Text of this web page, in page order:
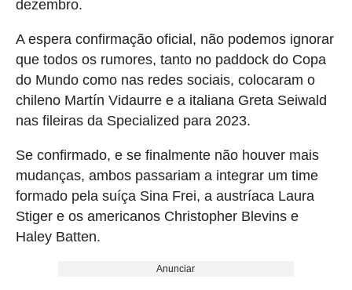
dezembro.
A espera confirmação oficial, não podemos ignorar
que todos os rumores, tanto no paddock do Copa
do Mundo como nas redes sociais, colocaram o
chileno Martín Vidaurre e a italiana Greta Seiwald
nas fileiras da Specialized para 2023.
Se confirmado, e se finalmente não houver mais
mudanças, ambos passariam a integrar um time
formado pela suíça Sina Frei, a austríaca Laura
Stiger e os americanos Christopher Blevins e
Haley Batten.
Anunciar